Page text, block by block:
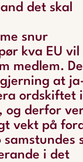
det skal
snur
kva EU vil
medlem.
at
ordskiftet i
og derfor
vekt på
i det